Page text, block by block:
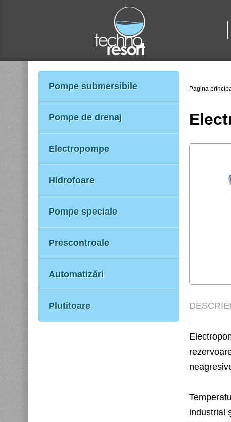
Pompe submersibile
Pompe de drenaj
Electropompe
Hidrofoare
Pompe speciale
Prescontroale
Automatizări
Plutitoare
Pagina
industrial